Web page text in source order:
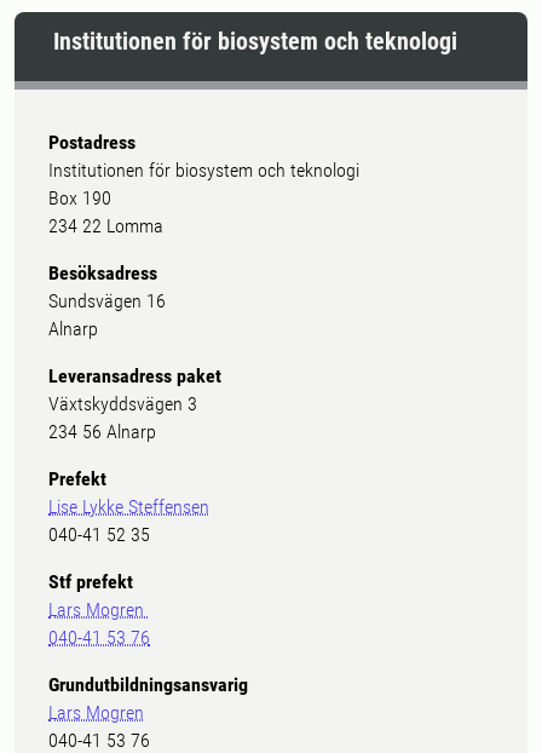
Institutionen för biosystem och teknologi
Postadress
Institutionen för biosystem och teknologi
Box 190
234 22 Lomma
Besöksadress
Sundsvägen 16
Alnarp
Leveransadress paket
Växtskyddsvägen 3
234 56 Alnarp
Prefekt
Lise Lykke Steffensen
040-41 52 35
Stf prefekt
Lars Mogren
040-41 53 76
Grundutbildningsansvarig
Lars Mogren
040-41 53 76